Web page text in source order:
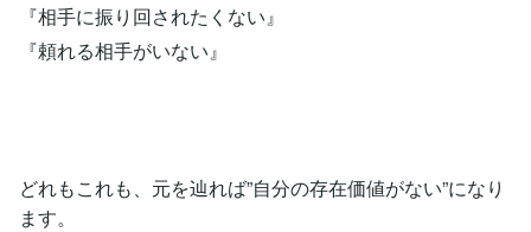
『相手に振り回されたくない』
『頼れる相手がいない』
どれもこれも、元を辿れば”自分の存在価値がない”になり
ます。